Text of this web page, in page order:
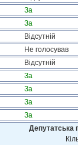
За
За
Відсутній
Не голосував
Відсутній
За
За
За
За
Депутатська